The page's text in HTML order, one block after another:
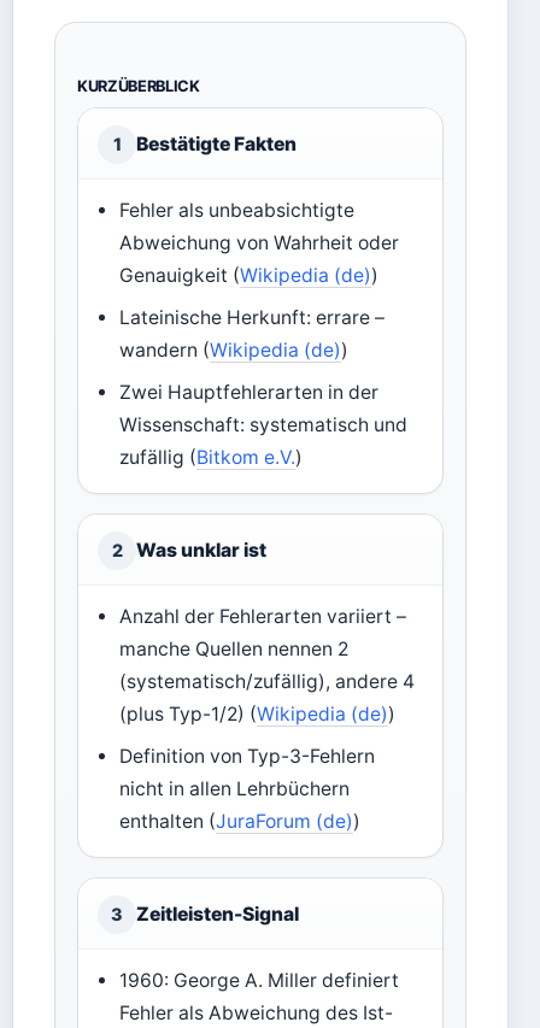
KURZÜBERBLICK
1 Bestätigte Fakten
Fehler als unbeabsichtigte
Abweichung von Wahrheit oder
Genauigkeit (Wikipedia (de))
Lateinische Herkunft: errare –
wandern (Wikipedia (de))
Zwei Hauptfehlerarten in der
Wissenschaft: systematisch und
zufällig (Bitkom e.V.)
2 Was unklar ist
Anzahl der Fehlerarten variiert –
manche Quellen nennen 2
(systematisch/zufällig), andere 4
(plus Typ-1/2) (Wikipedia (de))
Definition von Typ-3-Fehlern
nicht in allen Lehrbüchern
enthalten (JuraForum (de))
3 Zeitleisten-Signal
1960: George A. Miller definiert
Fehler als Abweichung des Ist-